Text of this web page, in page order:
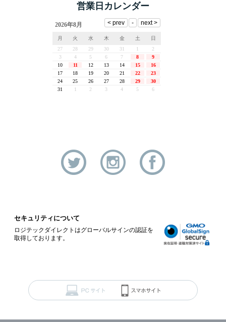
営業日カレンダー
セキュリティについて
ロジテックダイレクトはグローバルサインの認証を
取得しております。